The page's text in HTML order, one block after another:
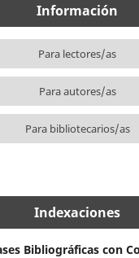
Información
Para lectores/as
Para autores/as
Para bibliotecarios/as
Indexaciones
Bibliográficas con